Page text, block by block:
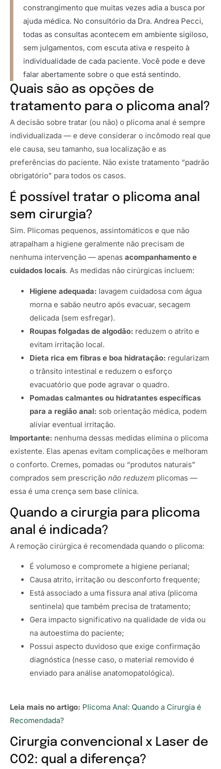
constrangimento que muitas vezes adia a busca por
ajuda médica. No consultório da Dra. Andrea Pecci,
todas as consultas acontecem em ambiente sigiloso,
sem julgamentos, com escuta ativa e respeito à
individualidade de cada paciente. Você pode e deve
falar abertamente sobre o que está sentindo.
Quais são as opções de
tratamento para o plicoma anal?
A decisão sobre tratar (ou não) o plicoma anal é sempre
individualizada — e deve considerar o incômodo real que
ele causa, seu tamanho, sua localização e as
preferências do paciente. Não existe tratamento “padrão
obrigatório” para todos os casos.
É possível tratar o plicoma anal
sem cirurgia?
Sim. Plicomas pequenos, assintomáticos e que não
atrapalham a higiene geralmente não precisam de
nenhuma intervenção — apenas acompanhamento e
cuidados locais. As medidas não cirúrgicas incluem:
Higiene adequada: lavagem cuidadosa com água
morna e sabão neutro após evacuar, secagem
delicada (sem esfregar).
Roupas folgadas de algodão: reduzem o atrito e
evitam irritação local.
Dieta rica em fibras e boa hidratação: regularizam
o trânsito intestinal e reduzem o esforço
evacuatório que pode agravar o quadro.
Pomadas calmantes ou hidratantes específicas
para a região anal: sob orientação médica, podem
aliviar eventual irritação.
Importante: nenhuma dessas medidas elimina o plicoma
existente. Elas apenas evitam complicações e melhoram
o conforto. Cremes, pomadas ou “produtos naturais”
comprados sem prescrição não reduzem plicomas —
essa é uma crença sem base clínica.
Quando a cirurgia para plicoma
anal é indicada?
A remoção cirúrgica é recomendada quando o plicoma:
É volumoso e compromete a higiene perianal;
Causa atrito, irritação ou desconforto frequente;
Está associado a uma fissura anal ativa (plicoma
sentinela) que também precisa de tratamento;
Gera impacto significativo na qualidade de vida ou
na autoestima do paciente;
Possui aspecto duvidoso que exige confirmação
diagnóstica (nesse caso, o material removido é
enviado para análise anatomopatológica).
Leia mais no artigo: Plicoma Anal: Quando a Cirurgia é
Recomendada?
Cirurgia convencional x Laser de
CO2: qual a diferença?